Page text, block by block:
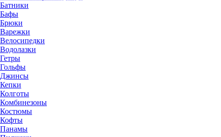
Батники
Бафы
Брюки
Варежки
Велосипедки
Водолазки
Гетры
Гольфы
Джинсы
Кепки
Колготы
Комбинезоны
Костюмы
Кофты
Панамы